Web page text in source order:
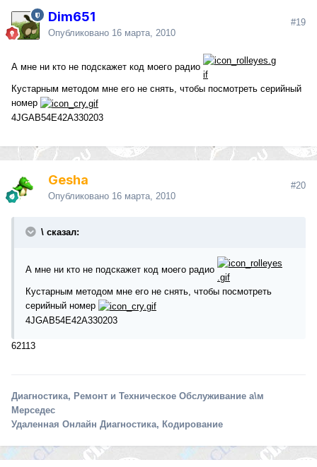
Dim651
Опубликовано 16 марта, 2010
#19
А мне ни кто не подскажет код моего радио
Кустарным методом мне его не снять, чтобы посмотреть серийный
номер
4JGAB54E42A330203
Gesha
Опубликовано 16 марта, 2010
#20
\ сказал:
А мне ни кто не подскажет код моего радио
Кустарным методом мне его не снять, чтобы посмотреть
серийный номер
4JGAB54E42A330203
62113
Диагностика, Ремонт и Техническое Обслуживание а\м
Мерседес
Удаленная Онлайн Диагностика, Кодирование